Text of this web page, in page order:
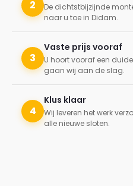
2
De dichtstbijzijnde
naar u toe in Didam.
3
Vaste prijs vooraf
U hoort vooraf een
gaan wij aan de slag.
4
Klus klaar
Wij leveren het werk
alle nieuwe sloten.